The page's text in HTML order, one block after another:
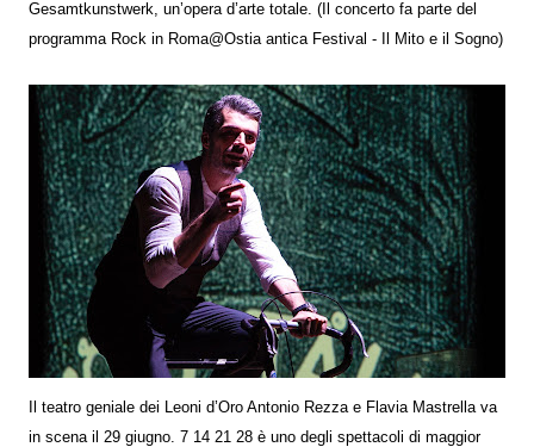
Gesamtkunstwerk, un’opera d’arte totale. (Il concerto fa parte del
programma Rock in Roma@Ostia antica Festival - Il Mito e il Sogno)
Il teatro geniale dei Leoni d’Oro Antonio Rezza e Flavia Mastrella va
in scena il 29 giugno. 7 14 21 28 è uno degli spettacoli di maggior